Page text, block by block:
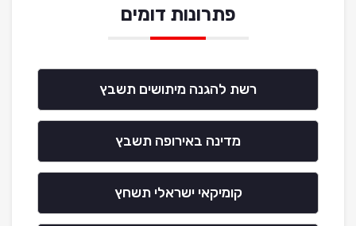
פתרונות דומים
רשת להגנה מיתושים תשבץ
מדינה באירופה תשבץ
קומיקאי ישראלי תשחץ